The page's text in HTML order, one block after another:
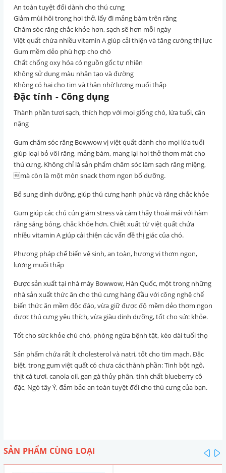
An toàn tuyệt đối dành cho thú cưng
Giảm mùi hôi trong hơi thở, lấy đi mảng bám trên răng
Chăm sóc răng chắc khỏe hơn, sạch sẽ hơn mỗi ngày
Việt quất chứa nhiều vitamin A giúp cải thiện và tăng cường thị lực
Gum mềm dẻo phù hợp cho chó
Chất chống oxy hóa có nguồn gốc tự nhiên
Không sử dụng màu nhân tạo và đường
Không có hại cho tim và thận nhờ lượng muối thấp
Đặc tính - Công dụng
Thành phần tươi sạch, thích hợp với mọi giống chó, lứa tuổi, cân
nặng
Gum chăm sóc răng Bowwow vị việt quất dành cho mọi lứa tuổi
giúp loại bỏ vôi răng, mảng bám, mang lại hơi thở thơm mát cho
thú cưng. Không chỉ là sản phẩm chăm sóc làm sạch răng miệng,
mà còn là một món snack thơm ngon bổ dưỡng.
Bổ sung dinh dưỡng, giúp thú cưng hạnh phúc và răng chắc khỏe
Gum giúp các chú cún giảm stress và cảm thấy thoải mái với hàm
răng sáng bóng, chắc khỏe hơn. Chiết xuất từ việt quất chứa
nhiều vitamin A giúp cải thiện các vấn đề thị giác của chó.
Phương pháp chế biến vệ sinh, an toàn, hương vị thơm ngon,
lượng muối thấp
Được sản xuất tại nhà máy Bowwow, Hàn Quốc, một trong những
nhà sản xuất thức ăn cho thú cưng hàng đầu với công nghệ chế
biến thức ăn mềm độc đáo, vừa giữ được độ mềm dẻo thơm ngon
được thú cưng yêu thích, vừa giàu dinh dưỡng, tốt cho sức khỏe.
Tốt cho sức khỏe chú chó, phòng ngừa bệnh tật, kéo dài tuổi thọ
Sản phẩm chứa rất ít cholesterol và natri, tốt cho tim mạch. Đặc
biệt, trong gum việt quất có chưa các thành phần: Tinh bột ngô,
thịt cá tươi, canola oil, gan gà thủy phân, tinh chất blueberry cô
đặc, Ngò tây Ý, đảm bảo an toàn tuyệt đối cho thú cưng của bạn.
SẢN PHẨM CÙNG LOẠI